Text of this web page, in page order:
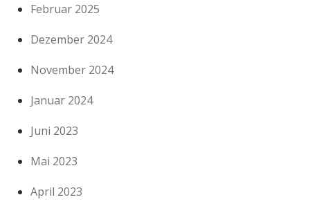
Februar 2025
Dezember 2024
November 2024
Januar 2024
Juni 2023
Mai 2023
April 2023